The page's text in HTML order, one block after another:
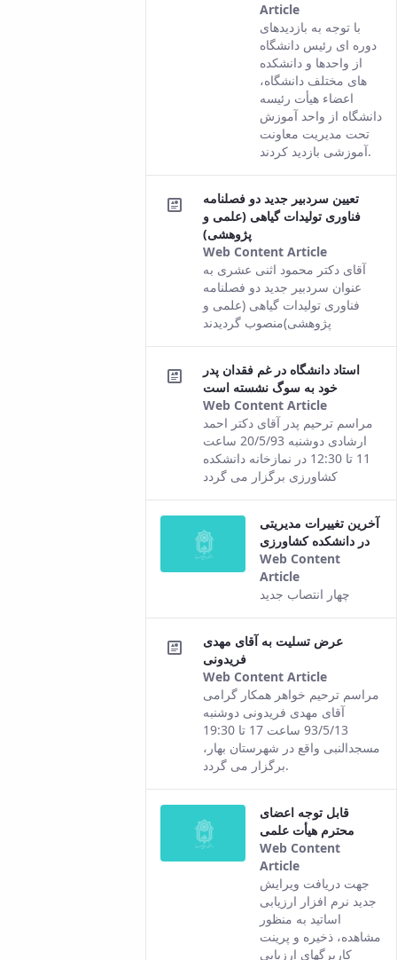
Article
This result
comes from
the Persian
version of this
content.
با توجه به بازدیدهای
دوره ای رئیس دانشگاه
از واحدها و دانشکده
های مختلف دانشگاه،
اعضاء هیأت رئیسه
دانشگاه از واحد آموزش
تحت مدیریت معاونت
آموزشی بازدید کردند.
تعیین سردبیر جدید دو فصلنامه
فناوری تولیدات گیاهی (علمی و
پژوهشی)
Web Content Article
This
result
comes
from the
this
content.
آقای دکتر محمود اثنی عشری به
عنوان سردبیر جدید دو فصلنامه
فناوری تولیدات گیاهی (علمی و
پژوهشی)منصوب گردیدند
استاد دانشگاه در غم فقدان پدر
خود به سوگ نشسته است
Web Content Article
This
result
comes
from the
this
content.
مراسم ترحیم پدر آقای دکتر احمد
ارشادی دوشنبه 20/5/93 ساعت
11 تا 12:30 در نمازخانه دانشکده
کشاورزی برگزار می گردد
آخرین تغییرات مدیریتی
در دانشکده کشاورزی
Web Content
Article
This result
comes from
version of this
چهار انتصاب جدید
عرض تسلیت به آقای مهدی
فریدونی
Web Content Article
This
result
comes
from the
content.
مراسم ترحیم خواهر همکار گرامی
آقای مهدی فریدونی دوشنبه
93/5/13 ساعت 17 تا 19:30
مسجدالنبی واقع در شهرستان بهار،
برگزار می گردد.
قابل توجه اعضای
محترم هیأت علمی
Web Content
Article
This result
comes from
the Persian
version of this
content.
جهت دریافت ویرایش
جدید نرم افزار ارزیابی
اساتید به منظور
مشاهده، ذخیره و پرینت
کاربرگهای ارزیابی